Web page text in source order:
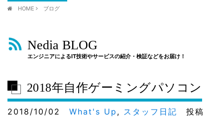
HOME ブログ
Nedia BLOG
エンジニアによるIT技術やサービスの紹介・検証などをお届け！
2018年自作ゲーミングパソコン
2018/10/02 What's Up , スタッフ日記 投稿